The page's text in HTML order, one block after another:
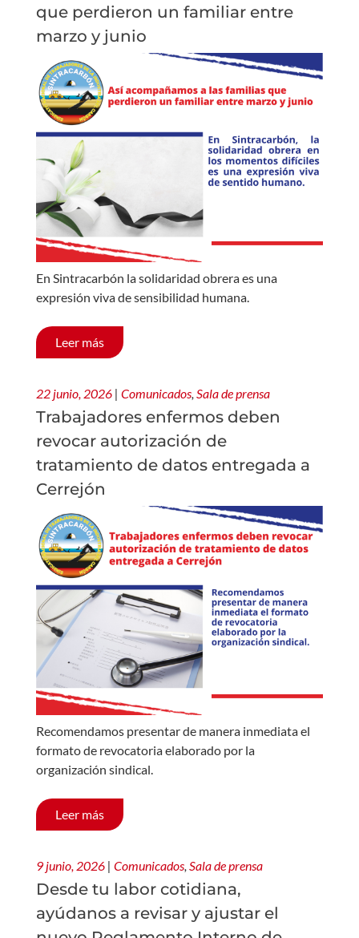
que perdieron un familiar entre
marzo y junio
En Sintracarbón la solidaridad obrera es una
expresión viva de sensibilidad humana.
Leer más
22 junio, 2026 | Comunicados, Sala de prensa
Trabajadores enfermos deben
revocar autorización de
tratamiento de datos entregada a
Cerrejón
Recomendamos presentar de manera inmediata el
formato de revocatoria elaborado por la
organización sindical.
Leer más
9 junio, 2026 | Comunicados, Sala de prensa
Desde tu labor cotidiana,
ayúdanos a revisar y ajustar el